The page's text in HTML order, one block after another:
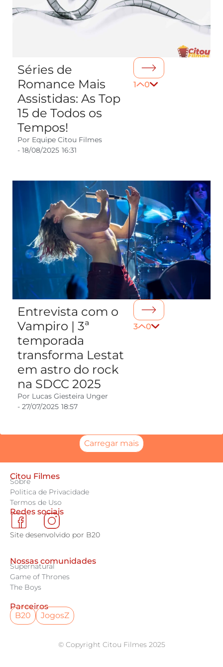
Séries de
Romance Mais
Assistidas: As Top
15 de Todos os
Tempos!
Por Equipe Citou Filmes
- 18/08/2025 16:31
0
1
Entrevista com o
Vampiro | 3ª
temporada
transforma Lestat
em astro do rock
na SDCC 2025
Por Lucas Giesteira Unger
- 27/07/2025 18:57
0
3
Carregar mais
Citou Filmes
Sobre
Politica de Privacidade
Termos de Uso
Redes sociais
Site desenvolvido por B20
Nossas comunidades
Supernatural
Game of Thrones
The Boys
Parceiros
B20
JogosZ
© Copyright Citou Filmes 2025